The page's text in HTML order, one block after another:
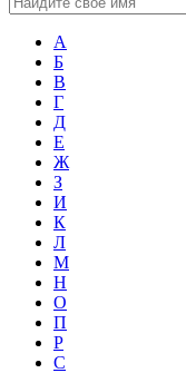
А
Б
В
Г
Д
Е
Ж
З
И
К
Л
М
Н
О
П
Р
С